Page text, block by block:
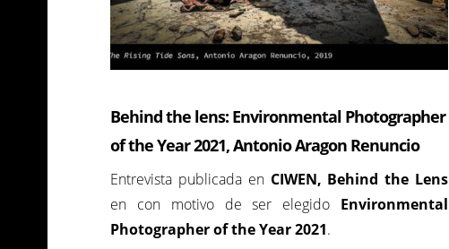
Behind the lens: Environmental Photographer
of the Year 2021, Antonio Aragon Renuncio
Entrevista publicada en CIWEN, Behind the Lens
en con motivo de ser elegido Environmental
Photographer of the Year 2021.